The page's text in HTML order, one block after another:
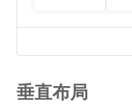
垂直布局